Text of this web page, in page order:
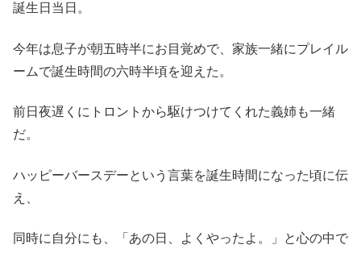
誕生日当日。
今年は息子が朝五時半にお目覚めで、家族一緒にプレイル
ームで誕生時間の六時半頃を迎えた。
前日夜遅くにトロントから駆けつけてくれた義姉も一緒
だ。
ハッピーバースデーという言葉を誕生時間になった頃に伝
え、
同時に自分にも、「あの日、よくやったよ。」と心の中で